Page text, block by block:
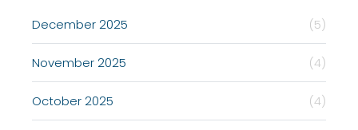
December 2025 (5)
November 2025 (4)
October 2025 (4)